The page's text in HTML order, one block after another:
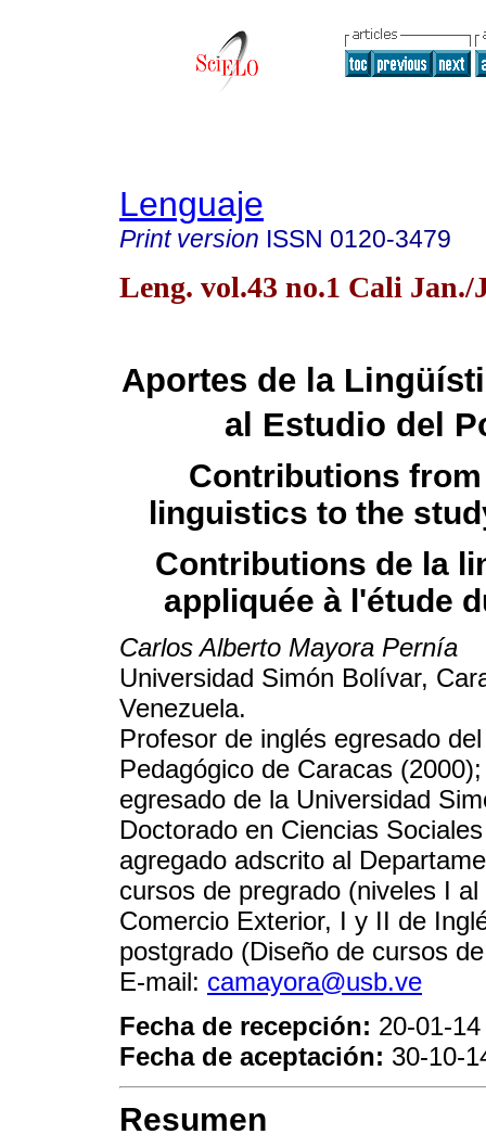
Lenguaje
Print version ISSN 0120-3479
Leng. vol.43 no.1 Cali Jan./
Aportes de la
al Estudio del
Contributions
linguistics to the
Contributions de la
appliquée à l'étude
Carlos Alberto Mayora Pernía
Universidad Simón Bolívar,
Venezuela.
Profesor de inglés egresado
Pedagógico de Caracas
egresado de la Universidad
Doctorado en Ciencias
agregado adscrito al
cursos de pregrado (niveles I
Comercio Exterior, I y II de
postgrado (Diseño de cursos
E-mail: camayora@usb.ve
Fecha de recepción: 20-01-14
Fecha de aceptación: 30-10-
Resumen